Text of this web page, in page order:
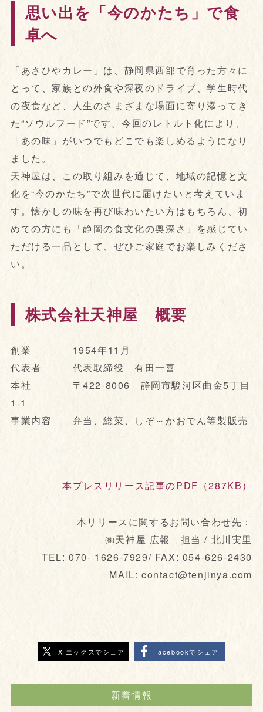
思い出を「今のかたち」で食
卓へ
「あさひやカレー」は、静岡県西部で育った方々に
とって、家族との外食や深夜のドライブ、学生時代
の夜食など、人生のさまざまな場面に寄り添ってき
た“ソウルフード”です。今回のレトルト化により、
「あの味」がいつでもどこでも楽しめるようになり
ました。
天神屋は、この取り組みを通じて、地域の記憶と文
化を“今のかたち”で次世代に届けたいと考えていま
す。懐かしの味を再び味わいたい方はもちろん、初
めての方にも「静岡の食文化の奥深さ」を感じてい
ただける一品として、ぜひご家庭でお楽しみくださ
い。
株式会社天神屋 概要
創業 1954年11月
代表者 代表取締役 有田一喜
本社 〒422-8006 静岡市駿河区曲金5丁目
1-1
事業内容 弁当、総菜、しぞ～かおでん等製販売
本プレスリリース記事のPDF（287KB）
本リリースに関するお問い合わせ先：
㈱天神屋 広報 担当 / 北川実里
TEL: 070- 1626-7929/ FAX: 054-626-2430
MAIL: contact@tenjinya.com
X エックスでシェア Facebookでシェア
新着情報